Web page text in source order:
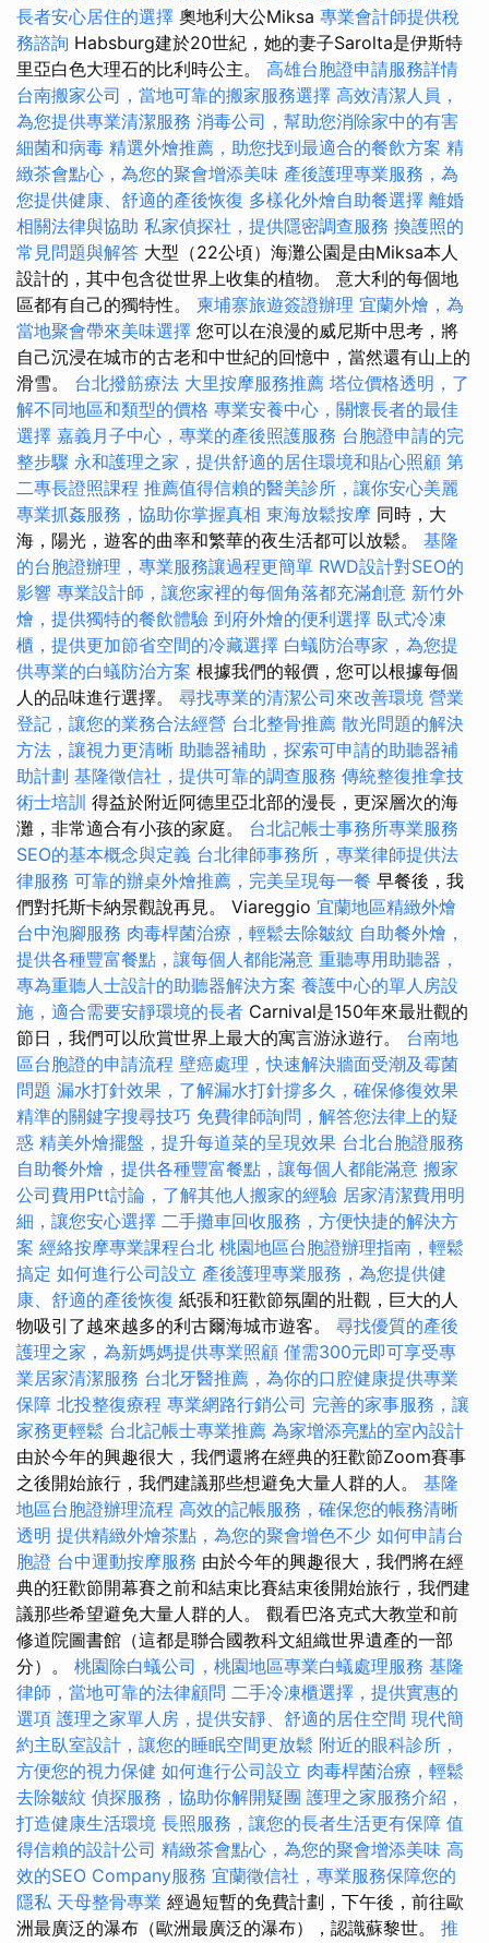
長者安心居住的選擇 奧地利大公Miksa 專業會計師提供稅
務諮詢 Habsburg建於20世紀，她的妻子Sarolta是伊斯特
里亞白色大理石的比利時公主。 高雄台胞證申請服務詳情
台南搬家公司，當地可靠的搬家服務選擇 高效清潔人員，
為您提供專業清潔服務 消毒公司，幫助您消除家中的有害
細菌和病毒 精選外燴推薦，助您找到最適合的餐飲方案 精
緻茶會點心，為您的聚會增添美味 產後護理專業服務，為
您提供健康、舒適的產後恢復 多樣化外燴自助餐選擇 離婚
相關法律與協助 私家偵探社，提供隱密調查服務 換護照的
常見問題與解答 大型（22公頃）海灘公園是由Miksa本人
設計的，其中包含從世界上收集的植物。 意大利的每個地
區都有自己的獨特性。 柬埔寨旅遊簽證辦理 宜蘭外燴，為
當地聚會帶來美味選擇 您可以在浪漫的威尼斯中思考，將
自己沉浸在城市的古老和中世紀的回憶中，當然還有山上的
滑雪。 台北撥筋療法 大里按摩服務推薦 塔位價格透明，了
解不同地區和類型的價格 專業安養中心，關懷長者的最佳
選擇 嘉義月子中心，專業的產後照護服務 台胞證申請的完
整步驟 永和護理之家，提供舒適的居住環境和貼心照顧 第
二專長證照課程 推薦值得信賴的醫美診所，讓你安心美麗
專業抓姦服務，協助你掌握真相 東海放鬆按摩 同時，大
海，陽光，遊客的曲率和繁華的夜生活都可以放鬆。 基隆
的台胞證辦理，專業服務讓過程更簡單 RWD設計對SEO的
影響 專業設計師，讓您家裡的每個角落都充滿創意 新竹外
燴，提供獨特的餐飲體驗 到府外燴的便利選擇 臥式冷凍
櫃，提供更加節省空間的冷藏選擇 白蟻防治專家，為您提
供專業的白蟻防治方案 根據我們的報價，您可以根據每個
人的品味進行選擇。 尋找專業的清潔公司來改善環境 營業
登記，讓您的業務合法經營 台北整骨推薦 散光問題的解決
方法，讓視力更清晰 助聽器補助，探索可申請的助聽器補
助計劃 基隆徵信社，提供可靠的調查服務 傳統整復推拿技
術士培訓 得益於附近阿德里亞北部的漫長，更深層次的海
灘，非常適合有小孩的家庭。 台北記帳士事務所專業服務
SEO的基本概念與定義 台北律師事務所，專業律師提供法
律服務 可靠的辦桌外燴推薦，完美呈現每一餐 早餐後，我
們對托斯卡納景觀說再見。 Viareggio 宜蘭地區精緻外燴
台中泡腳服務 肉毒桿菌治療，輕鬆去除皺紋 自助餐外燴，
提供各種豐富餐點，讓每個人都能滿意 重聽專用助聽器，
專為重聽人士設計的助聽器解決方案 養護中心的單人房設
施，適合需要安靜環境的長者 Carnival是150年來最壯觀的
節日，我們可以欣賞世界上最大的寓言游泳遊行。 台南地
區台胞證的申請流程 壁癌處理，快速解決牆面受潮及霉菌
問題 漏水打針效果，了解漏水打針撐多久，確保修復效果
精準的關鍵字搜尋技巧 免費律師詢問，解答您法律上的疑
惑 精美外燴擺盤，提升每道菜的呈現效果 台北台胞證服務
自助餐外燴，提供各種豐富餐點，讓每個人都能滿意 搬家
公司費用Ptt討論，了解其他人搬家的經驗 居家清潔費用明
細，讓您安心選擇 二手攤車回收服務，方便快捷的解決方
案 經絡按摩專業課程台北 桃園地區台胞證辦理指南，輕鬆
搞定 如何進行公司設立 產後護理專業服務，為您提供健
康、舒適的產後恢復 紙張和狂歡節氛圍的壯觀，巨大的人
物吸引了越來越多的利古爾海城市遊客。 尋找優質的產後
護理之家，為新媽媽提供專業照顧 僅需300元即可享受專
業居家清潔服務 台北牙醫推薦，為你的口腔健康提供專業
保障 北投整復療程 專業網路行銷公司 完善的家事服務，讓
家務更輕鬆 台北記帳士專業推薦 為家增添亮點的室內設計
由於今年的興趣很大，我們還將在經典的狂歡節Zoom賽事
之後開始旅行，我們建議那些想避免大量人群的人。 基隆
地區台胞證辦理流程 高效的記帳服務，確保您的帳務清晰
透明 提供精緻外燴茶點，為您的聚會增色不少 如何申請台
胞證 台中運動按摩服務 由於今年的興趣很大，我們將在經
典的狂歡節開幕賽之前和結束比賽結束後開始旅行，我們建
議那些希望避免大量人群的人。 觀看巴洛克式大教堂和前
修道院圖書館（這都是聯合國教科文組織世界遺產的一部
分）。 桃園除白蟻公司，桃園地區專業白蟻處理服務 基隆
律師，當地可靠的法律顧問 二手冷凍櫃選擇，提供實惠的
選項 護理之家單人房，提供安靜、舒適的居住空間 現代簡
約主臥室設計，讓您的睡眠空間更放鬆 附近的眼科診所，
方便您的視力保健 如何進行公司設立 肉毒桿菌治療，輕鬆
去除皺紋 偵探服務，協助你解開疑團 護理之家服務介紹，
打造健康生活環境 長照服務，讓您的長者生活更有保障 值
得信賴的設計公司 精緻茶會點心，為您的聚會增添美味 高
效的SEO Company服務 宜蘭徵信社，專業服務保障您的
隱私 天母整骨專業 經過短暫的免費計劃，下午後，前往歐
洲最廣泛的瀑布（歐洲最廣泛的瀑布），認識蘇黎世。 推